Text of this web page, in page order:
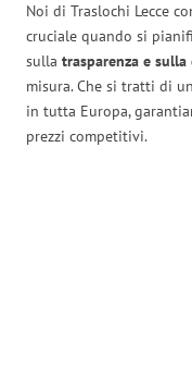
Noi di Traslochi Lecce
cruciale quando si
sulla trasparenza e sulla
misura. Che si tratti di
in tutta Europa,
prezzi competitivi.